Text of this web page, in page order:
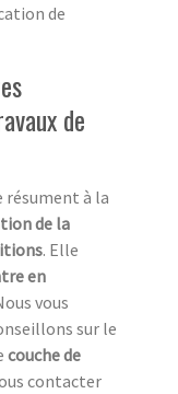
de
de
résument à la
de la
. Elle
en
vous
sur le
couche de
contacter